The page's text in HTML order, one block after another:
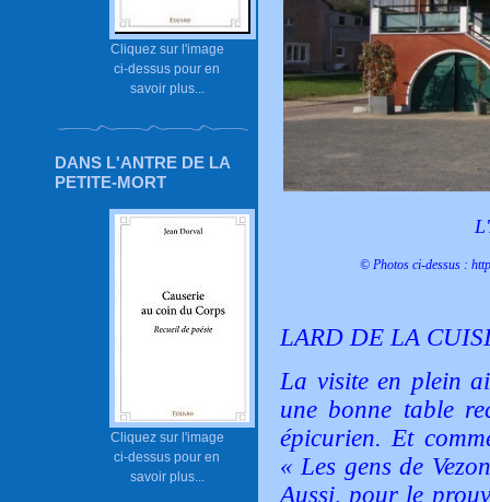
Cliquez sur l'image
ci-dessus pour en
savoir plus...
DANS L'ANTRE DE LA
PETITE-MORT
Cliquez sur l'image
ci-dessus pour en
savoir plus...
© Photos ci-dessus :
LARD DE LA
La visite en plein
une bonne table
épicurien. Et
«Les gens de
Aussi, pour le